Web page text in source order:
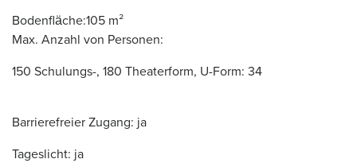
Bodenfläche:105 m²
Max. Anzahl von Personen:
150 Schulungs-, 180 Theaterform, U-Form: 34
Barrierefreier Zugang: ja
Tageslicht: ja